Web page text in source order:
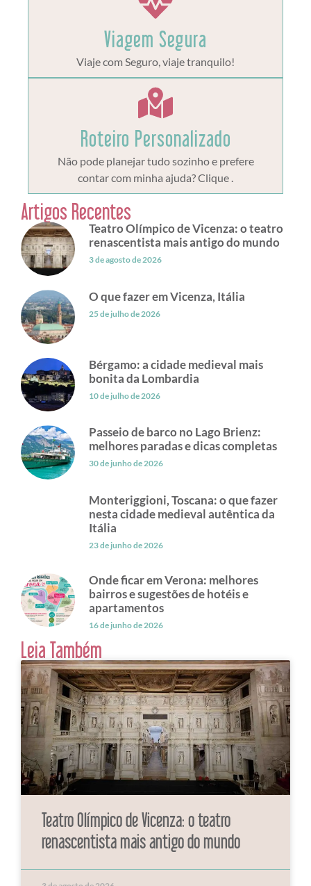
Viagem Segura
Viaje com Seguro, viaje tranquilo!
Roteiro Personalizado
Não pode planejar tudo sozinho e prefere
contar com minha ajuda? Clique .
Artigos Recentes
Teatro Olímpico de Vicenza: o teatro
renascentista mais antigo do mundo
3 de agosto de 2026
O que fazer em Vicenza, Itália
25 de julho de 2026
Bérgamo: a cidade medieval mais
bonita da Lombardia
10 de julho de 2026
Passeio de barco no Lago Brienz:
melhores paradas e dicas completas
30 de junho de 2026
Monteriggioni, Toscana: o que fazer
nesta cidade medieval autêntica da
Itália
23 de junho de 2026
Onde ficar em Verona: melhores
bairros e sugestões de hotéis e
apartamentos
16 de junho de 2026
Leia Também
Teatro Olímpico de Vicenza: o teatro
renascentista mais antigo do mundo